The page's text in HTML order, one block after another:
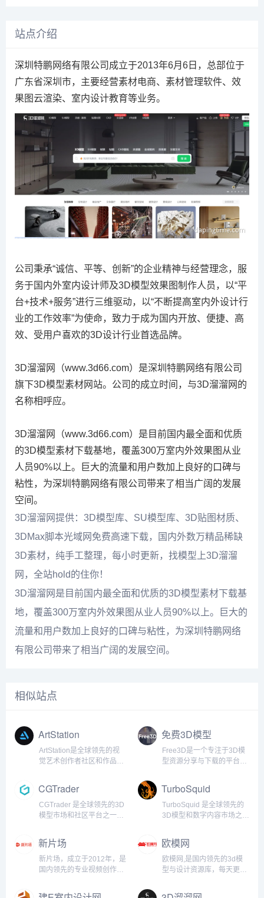
站点介绍
深圳特鹏网络有限公司成立于2013年6月6日，总部位于
广东省深圳市，主要经营素材电商、素材管理软件、效
果图云渲染、室内设计教育等业务。
公司秉承“诚信、平等、创新”的企业精神与经营理念，服
务于国内外室内设计师及3D模型效果图制作人员，以“平
台+技术+服务”进行三维驱动，以“不断提高室内外设计行
业的工作效率”为使命，致力于成为国内开放、便捷、高
效、受用户喜欢的3D设计行业首选品牌。
3D溜溜网（www.3d66.com）是深圳特鹏网络有限公司
旗下3D模型素材网站。公司的成立时间，与3D溜溜网的
名称相呼应。
3D溜溜网（www.3d66.com）是目前国内最全面和优质
的3D模型素材下载基地，覆盖300万室内外效果图从业
人员90%以上。巨大的流量和用户数加上良好的口碑与
粘性，为深圳特鹏网络有限公司带来了相当广阔的发展
空间。
3D溜溜网提供：3D模型库、SU模型库、3D贴图材质、
3DMax脚本光域网免费高速下载，国内外数万精品稀缺
3D素材，纯手工整理，每小时更新，找模型上3D溜溜
网，全站hold的住你！
3D溜溜网是目前国内最全面和优质的3D模型素材下载基
地，覆盖300万室内外效果图从业人员90%以上。巨大的
流量和用户数加上良好的口碑与粘性，为深圳特鹏网络
有限公司带来了相当广阔的发展空间。
相似站点
ArtStation
ArtStation是全球领先的视
觉艺术创作者社区和作品展
作品的专业化平台。作为3D
艺术、插画、概念设计和数
字艺术领域的重要展示窗
公司，成为创意领域不可或
缺的工具。ArtStation不仅
是一个展示作品的地方，还
免费3D模型
Free3D是一个专注于3D模
型资源分享与下载的平台，
素材资源。通过Free3D，
用户可以轻松获取用于影
视、游戏、动画、建筑、产
全球创作者共享设计灵感。
Free3D以其丰富的资源
库、易用的搜索功能和免费
CGTrader
CGTrader 是全球领先的3D
模型市场和社区平台之一，
陶宛。平台为全球3D艺术
家、设计师、开发者、游戏
开发者、建筑师等创作者提
供一个发布、购买和销售高
TurboSquid
TurboSquid 是全球领先的
3D模型和数字内容市场之
于美国，是目前最大且最具
影响力的三维素材平台之
一。TurboSquid 为全球的
3D艺术家、设计师、开发者
新片场
新片场，成立于2012年，是
国内领先的专业视频创作人
阿里巴巴集团、红杉资本、
欧模网
欧模网,是国内领先的3d模
型与设计资源库，每天更新
模型、原创3d模型、vray材